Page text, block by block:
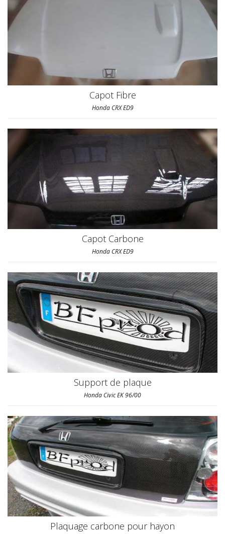
Capot Fibre
Honda CRX ED9
Capot Carbone
Honda CRX ED9
Support de plaque
Honda Civic EK 96/00
Plaquage carbone pour hayon